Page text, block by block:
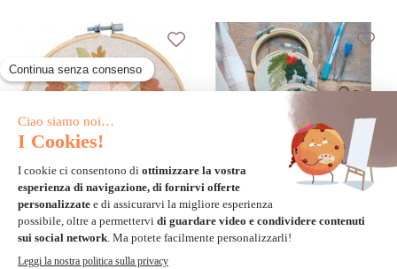
FINE DELLA SERIE
Kit da ricamo per disegnare e
FINE DELLA SERIE